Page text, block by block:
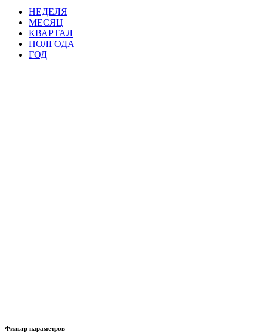
НЕДЕЛЯ
МЕСЯЦ
КВАРТАЛ
ПОЛГОДА
ГОД
Фильтр параметров